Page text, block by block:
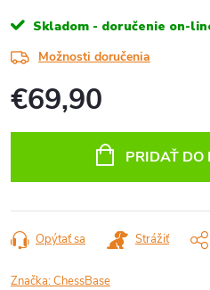
Skladom - doručenie on-
Možnosti doručenia
€69,90
PRIDAŤ DO
Opýtať sa Strážiť
Značka:ChessBase